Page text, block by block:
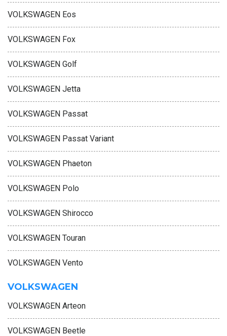
VOLKSWAGEN Eos
VOLKSWAGEN Fox
VOLKSWAGEN Golf
VOLKSWAGEN Jetta
VOLKSWAGEN Passat
VOLKSWAGEN Passat Variant
VOLKSWAGEN Phaeton
VOLKSWAGEN Polo
VOLKSWAGEN Shirocco
VOLKSWAGEN Touran
VOLKSWAGEN Vento
VOLKSWAGEN
VOLKSWAGEN Arteon
VOLKSWAGEN Beetle